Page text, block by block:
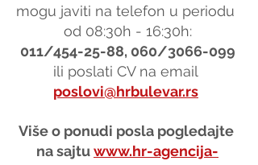
mogu javiti na telefon u periodu
od 08:30h - 16:30h:
011/454-25-88, 060/3066-099
ili poslati CV na email
poslovi@hrbulevar.rs
Više o ponudi posla pogledajte
na sajtu www.hr-agencija-